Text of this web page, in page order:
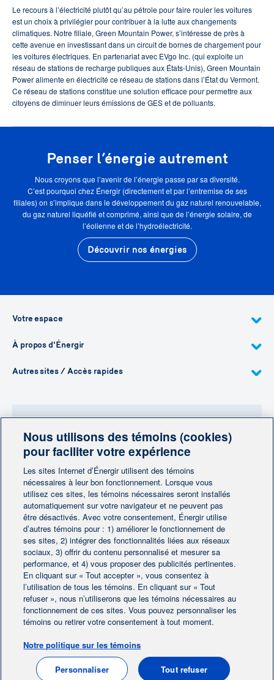
Le recours à l’électricité plutôt qu’au pétrole pour faire rouler les voitures
est un choix à privilégier pour contribuer à la lutte aux changements
climatiques. Notre filiale, Green Mountain Power, s’intéresse de près à
cette avenue en investissant dans un circuit de bornes de chargement pour
les voitures électriques. En partenariat avec EVgo Inc. (qui exploite un
réseau de stations de recharge publiques aux États-Unis), Green Mountain
Power alimente en électricité ce réseau de stations dans l’État du Vermont.
Ce réseau de stations constitue une solution efficace pour permettre aux
citoyens de diminuer leurs émissions de GES et de polluants.
Penser l’énergie autrement
Nous croyons que l’avenir de l’énergie passe par sa diversité.
C’est pourquoi chez Énergir (directement et par l’entremise de ses
filiales) on s’implique dans le développement du gaz naturel renouvelable,
du gaz naturel liquéfié et comprimé, ainsi que de l’énergie solaire, de
l’éolienne et de l’hydroélectricité.
Découvrir nos énergies
Votre espace
À propos d'Énergir
Autres sites / Accès rapides
Besoin de plus d'information?
Contactez-nous
Contactez-nous
Accueil | Contactez-nous |
Préférences des témoins | Avis juridique
Protection des renseignements personnels
Nous utilisons des témoins (cookies)
pour faciliter votre expérience
Les sites Internet d’Énergir utilisent des témoins
nécessaires à leur bon fonctionnement. Lorsque vous
utilisez ces sites, les témoins nécessaires seront installés
automatiquement sur votre navigateur et ne peuvent pas
être désactivés. Avec votre consentement, Énergir utilise
d’autres témoins pour : 1) améliorer le fonctionnement de
ses sites, 2) intégrer des fonctionnalités liées aux réseaux
sociaux, 3) offrir du contenu personnalisé et mesurer sa
performance, et 4) vous proposer des publicités pertinentes.
En cliquant sur « Tout accepter », vous consentez à
l’utilisation de tous les témoins. En cliquant sur « Tout
refuser », nous n’utiliserons que les témoins nécessaires au
fonctionnement de ces sites. Vous pouvez personnaliser les
témoins ou retirer votre consentement à tout moment.
Notre politique sur les témoins
Personnaliser Tout refuser